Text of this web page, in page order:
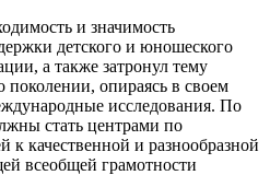
и значимость
детского и юношеского
а также затронул тему
поколении, опираясь в своем
исследования. По
стать центрами по
качественной и разнообразной
всеобщей грамотности